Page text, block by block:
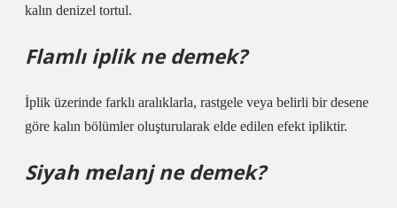
kalın denizel tortul.
Flamlı iplik ne demek?
İplik üzerinde farklı aralıklarla, rastgele veya belirli bir desene
göre kalın bölümler oluşturularak elde edilen efekt ipliktir.
Siyah melanj ne demek?